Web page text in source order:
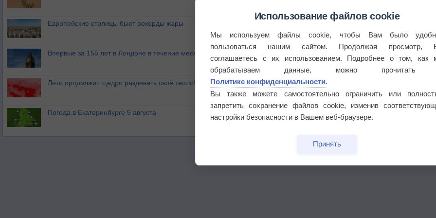
Европейские столицы бьют рекорды жары
Впервые за 155 лет в Лондоне в течение месяца не выпадал дождь
Лето продолжит щедро раздавать своё тепло!
Погода в Екатеринбурге 5 августа
Использование файлов cookie
Мы используем файлы cookie, чтобы Вам было
пользоваться нашим сайтом. Продолжая просмотр,
соглашаетесь с их использованием. Подробнее о том, как
обрабатываем данные, можно прочитать
Политике конфиденциальности.
Вы также можете самостоятельно ограничить или
запретить сохранение файлов cookie, изменив
настройки безопасности в Вашем веб-браузере.
Принять